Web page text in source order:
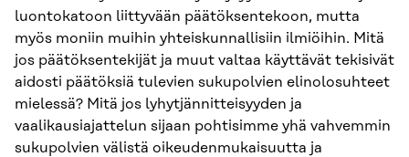
luontokatoon liittyvään päätöksentekoon, mutta
myös moniin muihin yhteiskunnallisiin ilmiöihin. Mitä
jos päätöksentekijät ja muut valtaa käyttävät tekisivät
aidosti päätöksiä tulevien sukupolvien elinolosuhteet
mielessä? Mitä jos lyhytjännitteisyyden ja
vaalikausiajattelun sijaan pohtisimme yhä vahvemmin
sukupolvien välistä oikeudenmukaisuutta ja